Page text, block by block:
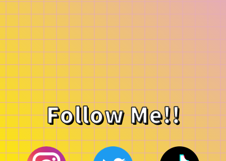
Follow Me!!